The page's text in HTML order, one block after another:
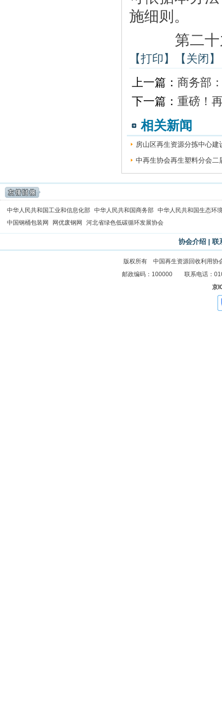
施细则。
第二十九
【打印】
【关闭】
上一篇： 商务部
下一篇： 重磅！
相关新闻
房山区再生资源分拣中心建
中再生协会再生塑料分会二
中华人民共和国工业和信息化部 中华人民共和国商务部 中华人民共和国生态环
中国钢桶包装网
网优废钢网 河北省绿色低碳循环发展协会
协会介绍 | 联
版权所有 中国再生资源回收利用
邮政编码：100000 联系电话：
京